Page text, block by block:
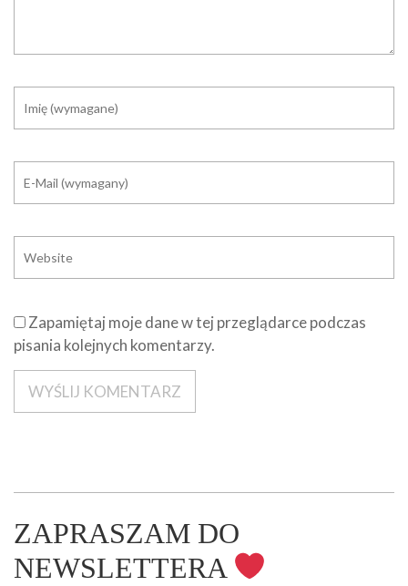
Zapamiętaj moje dane w tej przeglądarce podczas
pisania kolejnych komentarzy.
ZAPRASZAM DO
NEWSLETTERA